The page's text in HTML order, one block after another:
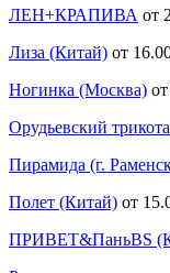
ЛЕН+КРАПИВА от
Лиза (Китай) от
Ногинка (Москва)
Орудьевский
Пирамида (г.
Полет (Китай) от
ПРИВЕТ&ПаньBS